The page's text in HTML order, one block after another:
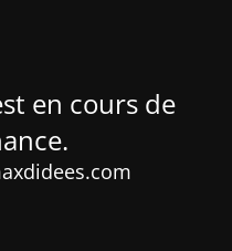
en cours de